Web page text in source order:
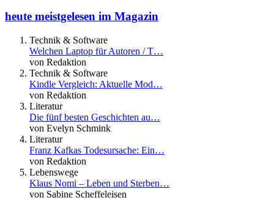
heute meistgelesen im Magazin
Technik & Software
Welchen Laptop für Autoren / T…
von Redaktion
Technik & Software
Kindle Vergleich: Aktuelle Mod…
von Redaktion
Literatur
Die fünf besten Geschichten au…
von Evelyn Schmink
Literatur
Franz Kafkas Todesursache: Ein…
von Redaktion
Lebenswege
Klaus Nomi – Leben und Sterben…
von Sabine Scheffeleisen